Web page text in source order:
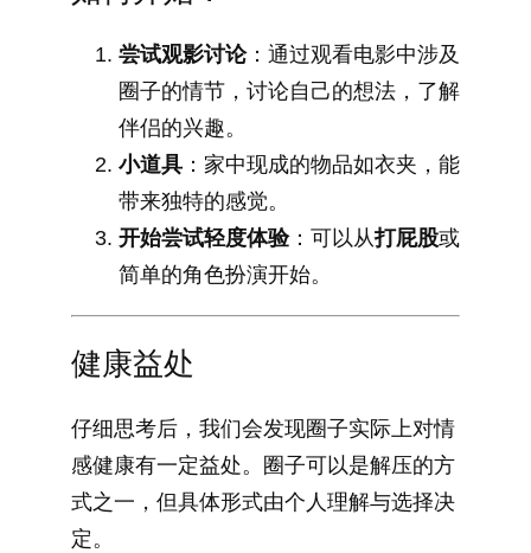
尝试观影讨论：通过观看电影中涉及
圈子的情节，讨论自己的想法，了解
伴侣的兴趣。
小道具 ：家中现成的物品如衣夹，能
带来独特的感觉。
开始尝试轻度体验：可以从打屁股或
简单的角色扮演开始。
健康益处
仔细思考后，我们会发现圈子实际上对情
感健康有一定益处。圈子可以是解压的方
式之一，但具体形式由个人理解与选择决
定。